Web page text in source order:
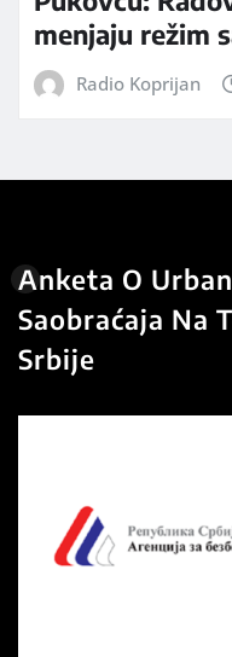
menjaju režim
Radio Koprijan
Anketa O
Saobraćaja Na
Srbije